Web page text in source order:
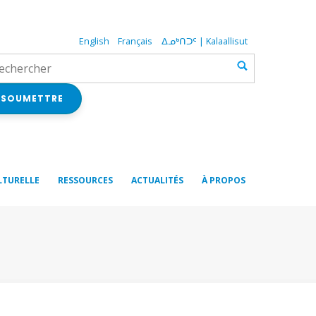
English Français ᐃᓄᒃᑎᑐᑦ | Kalaallisut
SOUMETTRE
RESSOURCES ACTUALITÉS À PROPOS